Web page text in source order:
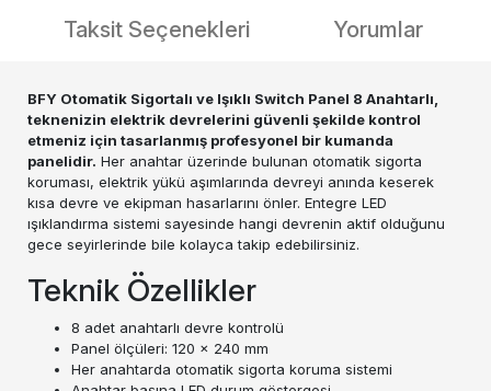
Taksit Seçenekleri Yorumlar
BFY Otomatik Sigortalı ve Işıklı Switch Panel 8 Anahtarlı,
teknenizin elektrik devrelerini güvenli şekilde kontrol
etmeniz için tasarlanmış profesyonel bir kumanda
panelidir. Her anahtar üzerinde bulunan otomatik sigorta
koruması, elektrik yükü aşımlarında devreyi anında keserek
kısa devre ve ekipman hasarlarını önler. Entegre LED
ışıklandırma sistemi sayesinde hangi devrenin aktif olduğunu
gece seyirlerinde bile kolayca takip edebilirsiniz.
Teknik Özellikler
8 adet anahtarlı devre kontrolü
Panel ölçüleri: 120 x 240 mm
Her anahtarda otomatik sigorta koruma sistemi